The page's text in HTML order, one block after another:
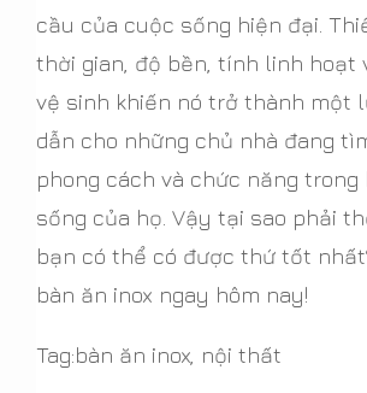
cầu của cuộc sống hiện đại.
thời gian, độ bền, tính linh hoạt
vệ sinh khiến nó trở thành một
dẫn cho những chủ nhà đang
phong cách và chức năng trong
sống của họ. Vậy tại sao phải
bạn có thể có được thứ tốt
bàn ăn inox ngay hôm nay!
Tag:bàn ăn inox, nội thất